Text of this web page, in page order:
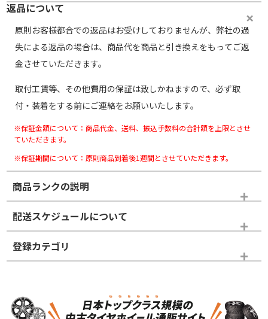
返品について
原則お客様都合での返品はお受けしておりませんが、弊社の過
失による返品の場合は、商品代を商品と引き換えをもってご返
金させていただきます。
取付工賃等、その他費用の保証は致しかねますので、必ず取
付・装着をする前にご連絡をお願いいたします。
※保証金額について：商品代金、送料、振込手数料の合計額を上限とさせ
ていただきます。
※保証期間について：原則商品到着後1週間とさせていただきます。
商品ランクの説明
※商品ランクは出品者の主観により判断しておりますので、あら
かじめご了承ください。
ホイールランク
配送スケジュールについて
登録カテゴリ
ホイールのみ